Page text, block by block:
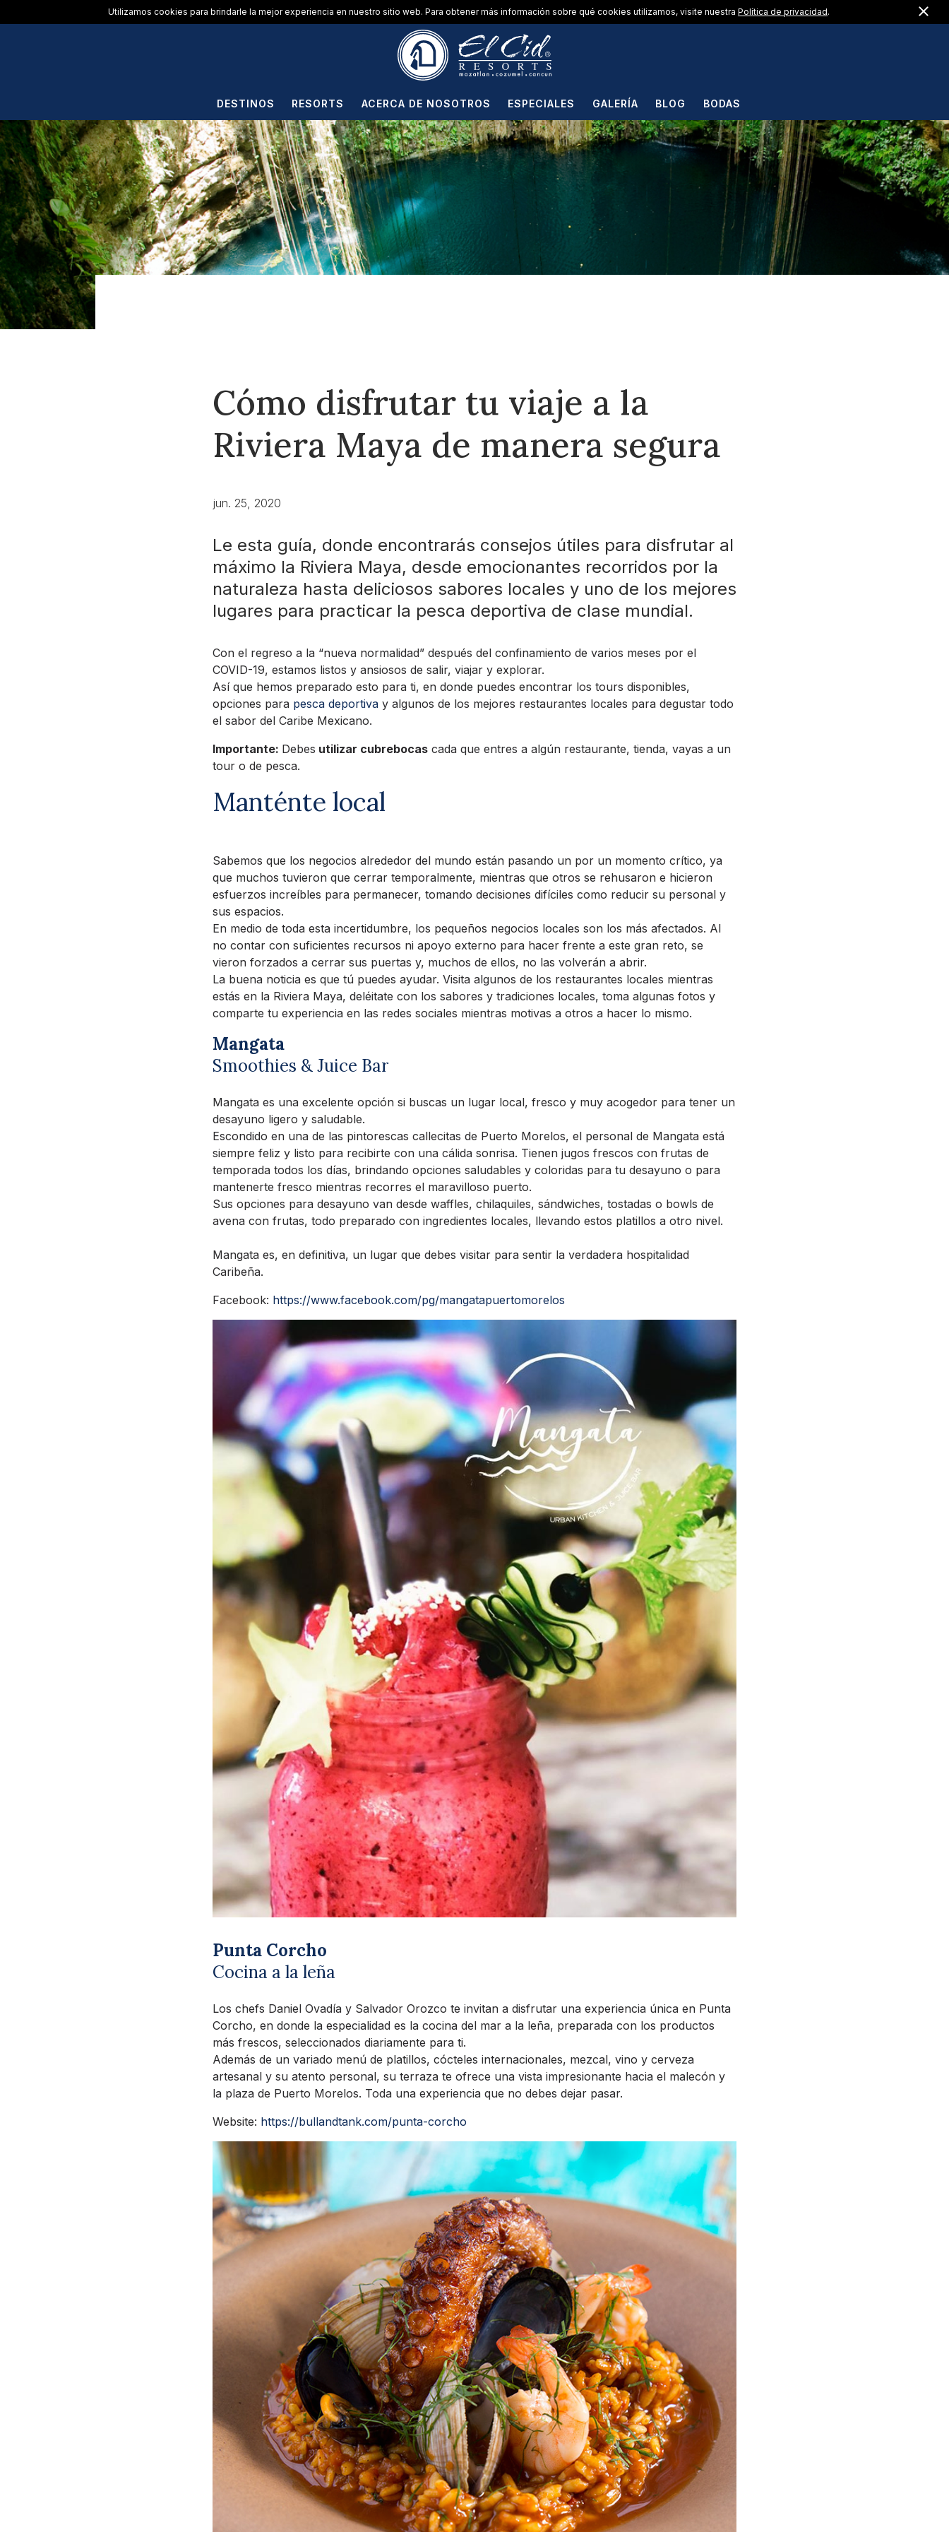
Utilizamos cookies para brindarle la mejor experiencia en nuestro sitio web. Para obtener más información sobre qué cookies utilizamos, visite nuestra Política de privacidad.
US +1 (888) 217-1183
DESTINOS RESORTS ACERCA DE NOSOTROS ESPECIALES GALERÍA BLOG BODAS
Cómo disfrutar tu viaje a la
Riviera Maya de manera segura
jun. 25, 2020
Le esta guía, donde encontrarás consejos útiles para disfrutar al
máximo la Riviera Maya, desde emocionantes recorridos por la
naturaleza hasta deliciosos sabores locales y uno de los mejores
lugares para practicar la pesca deportiva de clase mundial.
Con el regreso a la “nueva normalidad” después del confinamiento de varios meses por el
COVID-19, estamos listos y ansiosos de salir, viajar y explorar.
Así que hemos preparado esto para ti, en donde puedes encontrar los tours disponibles,
opciones para pesca deportiva y algunos de los mejores restaurantes locales para degustar todo
el sabor del Caribe Mexicano.
Importante: Debes utilizar cubrebocas cada que entres a algún restaurante, tienda, vayas a un
tour o de pesca.
Manténte local
Sabemos que los negocios alrededor del mundo están pasando un por un momento crítico, ya
que muchos tuvieron que cerrar temporalmente, mientras que otros se rehusaron e hicieron
esfuerzos increíbles para permanecer, tomando decisiones difíciles como reducir su personal y
sus espacios.
En medio de toda esta incertidumbre, los pequeños negocios locales son los más afectados. Al
no contar con suficientes recursos ni apoyo externo para hacer frente a este gran reto, se
vieron forzados a cerrar sus puertas y, muchos de ellos, no las volverán a abrir.
La buena noticia es que tú puedes ayudar. Visita algunos de los restaurantes locales mientras
estás en la Riviera Maya, deléitate con los sabores y tradiciones locales, toma algunas fotos y
comparte tu experiencia en las redes sociales mientras motivas a otros a hacer lo mismo.
Mangata
Smoothies & Juice Bar
Mangata es una excelente opción si buscas un lugar local, fresco y muy acogedor para tener un
desayuno ligero y saludable.
Escondido en una de las pintorescas callecitas de Puerto Morelos, el personal de Mangata está
siempre feliz y listo para recibirte con una cálida sonrisa. Tienen jugos frescos con frutas de
temporada todos los días, brindando opciones saludables y coloridas para tu desayuno o para
mantenerte fresco mientras recorres el maravilloso puerto.
Sus opciones para desayuno van desde waffles, chilaquiles, sándwiches, tostadas o bowls de
avena con frutas, todo preparado con ingredientes locales, llevando estos platillos a otro nivel.
Mangata es, en definitiva, un lugar que debes visitar para sentir la verdadera hospitalidad
Caribeña.
Facebook: https://www.facebook.com/pg/mangatapuertomorelos
Punta Corcho
Cocina a la leña
Los chefs Daniel Ovadía y Salvador Orozco te invitan a disfrutar una experiencia única en Punta
Corcho, en donde la especialidad es la cocina del mar a la leña, preparada con los productos
más frescos, seleccionados diariamente para ti.
Además de un variado menú de platillos, cócteles internacionales, mezcal, vino y cerveza
artesanal y su atento personal, su terraza te ofrece una vista impresionante hacia el malecón y
la plaza de Puerto Morelos. Toda una experiencia que no debes dejar pasar.
Website: https://bullandtank.com/punta-corcho